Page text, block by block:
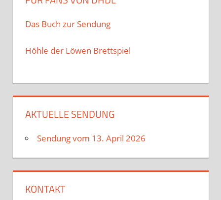
Das Buch zur Sendung
Höhle der Löwen Brettspiel
AKTUELLE SENDUNG
Sendung vom 13. April 2026
KONTAKT